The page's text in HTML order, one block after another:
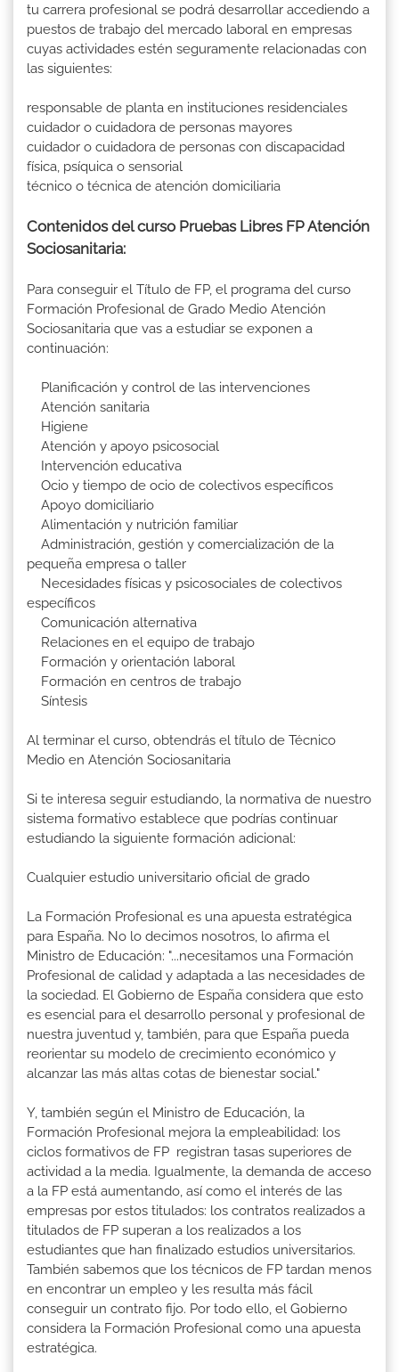
tu carrera profesional se podrá desarrollar accediendo a
puestos de trabajo del mercado laboral en empresas
cuyas actividades estén seguramente relacionadas con
las siguientes:
responsable de planta en instituciones residenciales
cuidador o cuidadora de personas mayores
cuidador o cuidadora de personas con discapacidad
física, psíquica o sensorial
técnico o técnica de atención domiciliaria
Contenidos del curso Pruebas Libres FP Atención
Sociosanitaria:
Para conseguir el Título de FP, el programa del curso
Formación Profesional de Grado Medio Atención
Sociosanitaria que vas a estudiar se exponen a
continuación:
Planificación y control de las intervenciones
Atención sanitaria
Higiene
Atención y apoyo psicosocial
Intervención educativa
Ocio y tiempo de ocio de colectivos específicos
Apoyo domiciliario
Alimentación y nutrición familiar
Administración, gestión y comercialización de la
pequeña empresa o taller
Necesidades físicas y psicosociales de colectivos
específicos
Comunicación alternativa
Relaciones en el equipo de trabajo
Formación y orientación laboral
Formación en centros de trabajo
Síntesis
Al terminar el curso, obtendrás el título de Técnico
Medio en Atención Sociosanitaria
Si te interesa seguir estudiando, la normativa de nuestro
sistema formativo establece que podrías continuar
estudiando la siguiente formación adicional:
Cualquier estudio universitario oficial de grado
La Formación Profesional es una apuesta estratégica
para España. No lo decimos nosotros, lo afirma el
Ministro de Educación: "...necesitamos una Formación
Profesional de calidad y adaptada a las necesidades de
la sociedad. El Gobierno de España considera que esto
es esencial para el desarrollo personal y profesional de
nuestra juventud y, también, para que España pueda
reorientar su modelo de crecimiento económico y
alcanzar las más altas cotas de bienestar social."
Y, también según el Ministro de Educación, la
Formación Profesional mejora la empleabilidad: los
ciclos formativos de FP registran tasas superiores de
actividad a la media. Igualmente, la demanda de acceso
a la FP está aumentando, así como el interés de las
empresas por estos titulados: los contratos realizados a
titulados de FP superan a los realizados a los
estudiantes que han finalizado estudios universitarios.
También sabemos que los técnicos de FP tardan menos
en encontrar un empleo y les resulta más fácil
conseguir un contrato fijo. Por todo ello, el Gobierno
considera la Formación Profesional como una apuesta
estratégica.